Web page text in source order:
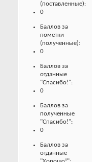
(поставленные):
0
Баллов за
пометки
(полученные):
0
Баллов за
отданные
"Спасибо!":
0
Баллов за
полученные
"Спасибо!":
0
Баллов за
отданные